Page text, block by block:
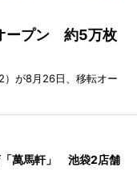
ープン 約5万枚
）が8月26日、移転オー
「萬馬軒」 池袋2店舗